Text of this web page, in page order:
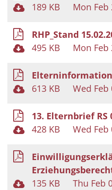
189 KB
Mon Feb
RHP_Stand
495 KB
Mon Feb
Elterninformation
613 KB
Wed Feb
13. Elternbrief RS
428 KB
Wed Feb
135 KB
Thu Feb